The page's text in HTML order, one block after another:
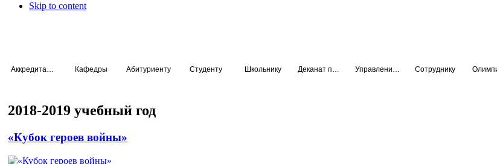
Skip to content
Кафедры Абитуриенту Студенту Школьнику Сотруднику
2018-2019 учебный год
«Кубок героев войны»